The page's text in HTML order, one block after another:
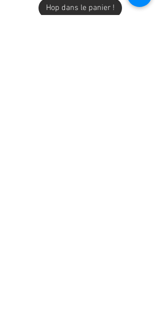
Hop dans le panier !